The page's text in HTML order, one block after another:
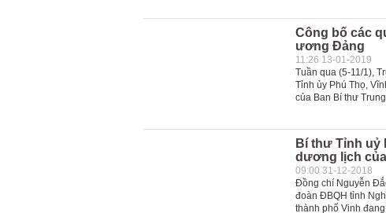
Công bố các
ương Đảng
11:26 13-01-2019
Tuần qua (5-11/1),
Tỉnh ủy Phú Thọ,
của Ban Bí thư
Bí thư Tỉnh uỷ
dương lịch
09:00 31-12-2018
Đồng chí Nguyễn
đoàn ĐBQH tỉnh
thành phố Vinh